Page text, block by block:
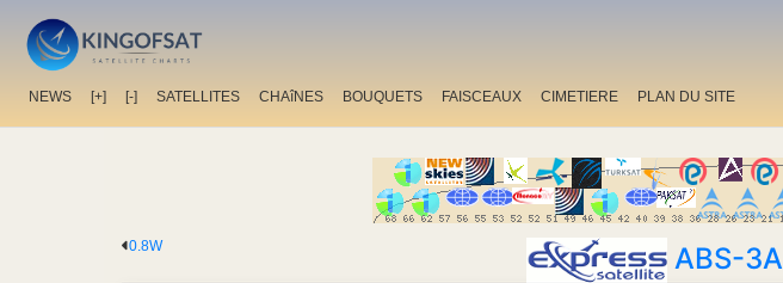
NEWS [+] [-] SATELLITES CHAîNES BOUQUETS FAISCEAUX CIMETIERE PLAN DU SITE
0.8W ABS-3A